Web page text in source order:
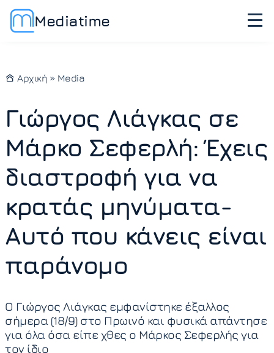
Mediatime
Αρχική » Media
Γιώργος Λιάγκας σε
Μάρκο Σεφερλή: Έχεις
διαστροφή για να
κρατάς μηνύματα-
Αυτό που κάνεις είναι
παράνομο
Ο Γιώργος Λιάγκας εμφανίστηκε έξαλλος
σήμερα (18/9) στο Πρωινό και φυσικά απάντησε
για όλα όσα είπε χθες ο Μάρκος Σεφερλής για
τον ίδιο